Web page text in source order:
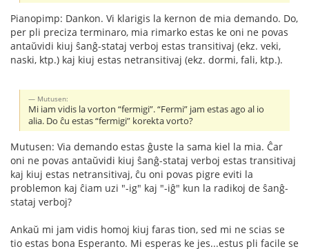
Pianopimp: Dankon. Vi klarigis la kernon de mia demando. Do,
per pli preciza terminaro, mia rimarko estas ke oni ne povas
antaŭvidi kiuj ŝanĝ-stataj verboj estas transitivaj (ekz. veki,
naski, ktp.) kaj kiuj estas netransitivaj (ekz. dormi, fali, ktp.).
Mutusen:
Mi iam vidis la vorton “fermigi”. “Fermi” jam estas ago al io
alia. Do ĉu estas “fermigi” korekta vorto?
Mutusen: Via demando estas ĝuste la sama kiel la mia. Ĉar
oni ne povas antaŭvidi kiuj ŝanĝ-stataj verboj estas transitivaj
kaj kiuj estas netransitivaj, ĉu oni povas pigre eviti la
problemon kaj ĉiam uzi "-ig" kaj "-iĝ" kun la radikoj de ŝanĝ-
stataj verboj?
Ankaŭ mi jam vidis homoj kiuj faras tion, sed mi ne scias se
tio estas bona Esperanto. Mi esperas ke jes...estus pli facile se